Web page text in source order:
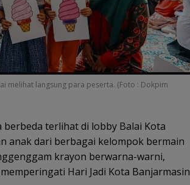
melihat langsung para peserta. (Foto : Dokpim
berbeda terlihat di lobby Balai Kota
anak dari berbagai kelompok bermain
krayon berwarna-warni,
Hari Jadi Kota Banjarmasin